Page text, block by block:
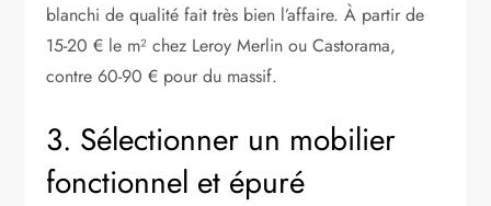
blanchi de qualité fait très bien l’affaire. À partir de
15-20 € le m² chez Leroy Merlin ou Castorama,
contre 60-90 € pour du massif.
3. Sélectionner un mobilier
fonctionnel et épuré